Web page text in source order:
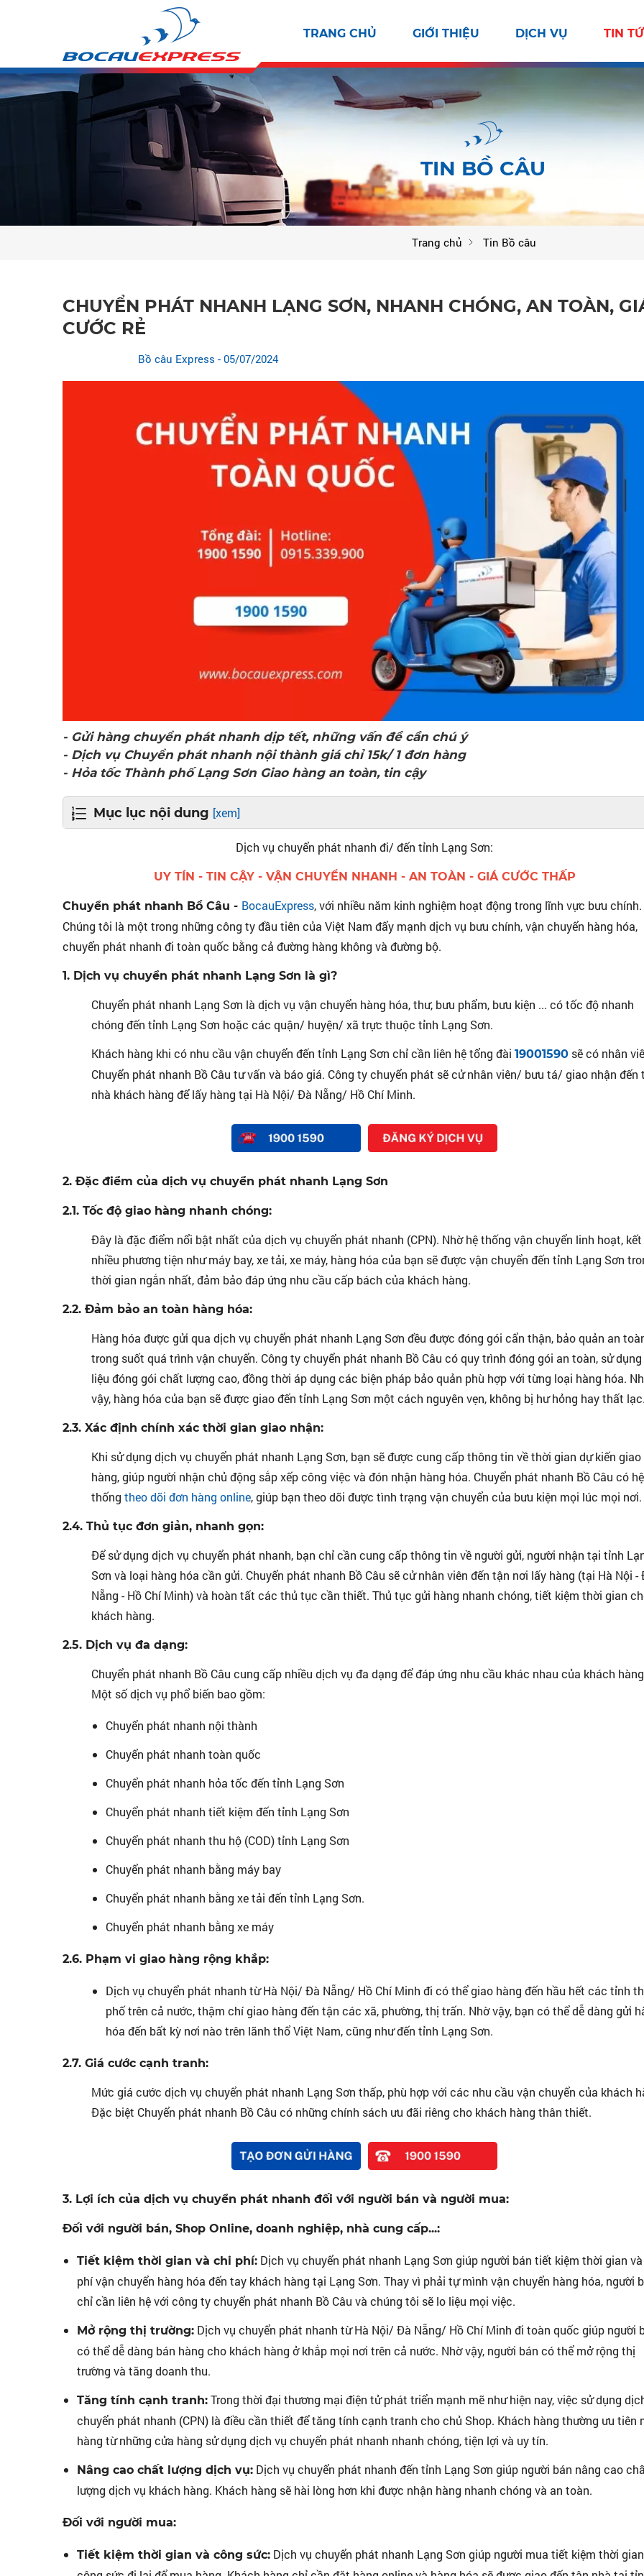
TRANG CHỦ GIỚI THIỆU DỊCH VỤ TIN
TIN BỒ CÂU
Trang chủ Tin Bồ câu
CHUYỂN PHÁT NHANH LẠNG SƠN, NHANH CHÓNG, AN TOÀN,
CƯỚC RẺ
Bồ câu Express - 05/07/2024
- Gửi hàng chuyển phát nhanh dịp tết, những vấn đề cần chú ý
- Dịch vụ Chuyển phát nhanh nội thành giá chỉ 15k/ 1 đơn hàng
- Hỏa tốc Thành phố Lạng Sơn Giao hàng an toàn, tin cậy
Mục lục nội dung [xem]
Chuyển phát nhanh Bồ Câu nhận hàng từ HÀ NỘI - ĐÀ NẴNG - HỒ CHÍ MINH vận chuyển đi toàn quốc
LIÊN HỆ CHUYỂN PHÁT NHANH BỒ CÂU
CÓ THỂ BẠN QUAN TÂM
DỊCH VỤ GIAO HÀNG NHANH TOÀN QUỐC
DỊCH VỤ GIAO HÀNG TIẾT KIỆM TOÀN QUỐC
DỊCH VỤ CHUYỂN PHÁT NHANH TOÀN QUỐC
Dịch vụ chuyển phát nhanh đi/ đến tỉnh Lạng Sơn:
UY TÍN - TIN CẬY - VẬN CHUYỂN NHANH - AN TOÀN - GIÁ CƯỚC THẤP
Chuyển phát nhanh Bồ Câu - BocauExpress, với nhiều năm kinh nghiệm hoạt động trong lĩnh vực bưu chính.
Chúng tôi là một trong những công ty đầu tiên của Việt Nam đẩy mạnh dịch vụ bưu chính, vận chuyển hàng hóa,
chuyển phát nhanh đi toàn quốc bằng cả đường hàng không và đường bộ.
1. Dịch vụ chuyển phát nhanh Lạng Sơn là gì?
Chuyển phát nhanh Lạng Sơn là dịch vụ vận chuyển hàng hóa, thư, bưu phẩm, bưu kiện ... có tốc độ nhanh
chóng đến tỉnh Lạng Sơn hoặc các quận/ huyện/ xã trực thuộc tỉnh Lạng Sơn.
Khách hàng khi có nhu cầu vận chuyển đến tỉnh Lạng Sơn chỉ cần liên hệ tổng đài 19001590 sẽ có nhân
Chuyển phát nhanh Bồ Câu tư vấn và báo giá. Công ty chuyển phát sẽ cử nhân viên/ bưu tá/ giao nhận đến
nhà khách hàng để lấy hàng tại Hà Nội/ Đà Nẵng/ Hồ Chí Minh.
2. Đặc điểm của dịch vụ chuyển phát nhanh Lạng Sơn
2.1. Tốc độ giao hàng nhanh chóng:
Đây là đặc điểm nổi bật nhất của dịch vụ chuyển phát nhanh (CPN). Nhờ hệ thống vận chuyển linh hoạt,
nhiều phương tiện như máy bay, xe tải, xe máy, hàng hóa của bạn sẽ được vận chuyển đến tỉnh Lạng Sơn
thời gian ngắn nhất, đảm bảo đáp ứng nhu cầu cấp bách của khách hàng.
2.2. Đảm bảo an toàn hàng hóa:
Hàng hóa được gửi qua dịch vụ chuyển phát nhanh Lạng Sơn đều được đóng gói cẩn thận, bảo quản an
trong suốt quá trình vận chuyển. Công ty chuyển phát nhanh Bồ Câu có quy trình đóng gói an toàn, sử
liệu đóng gói chất lượng cao, đồng thời áp dụng các biện pháp bảo quản phù hợp với từng loại hàng hóa.
vậy, hàng hóa của bạn sẽ được giao đến tỉnh Lạng Sơn một cách nguyên vẹn, không bị hư hỏng hay thất lạc.
2.3. Xác định chính xác thời gian giao nhận:
Khi sử dụng dịch vụ chuyển phát nhanh Lạng Sơn, bạn sẽ được cung cấp thông tin về thời gian dự kiến giao
hàng, giúp người nhận chủ động sắp xếp công việc và đón nhận hàng hóa. Chuyển phát nhanh Bồ Câu có hệ
thống theo dõi đơn hàng online, giúp bạn theo dõi được tình trạng vận chuyển của bưu kiện mọi lúc mọi nơi.
2.4. Thủ tục đơn giản, nhanh gọn:
Để sử dụng dịch vụ chuyển phát nhanh, bạn chỉ cần cung cấp thông tin về người gửi, người nhận tại tỉnh
Sơn và loại hàng hóa cần gửi. Chuyển phát nhanh Bồ Câu sẽ cử nhân viên đến tận nơi lấy hàng (tại Hà Nội -
Nẵng - Hồ Chí Minh) và hoàn tất các thủ tục cần thiết. Thủ tục gửi hàng nhanh chóng, tiết kiệm thời gian
khách hàng.
2.5. Dịch vụ đa dạng:
Chuyển phát nhanh Bồ Câu cung cấp nhiều dịch vụ đa dạng để đáp ứng nhu cầu khác nhau của khách
Một số dịch vụ phổ biến bao gồm:
Chuyển phát nhanh nội thành
Chuyển phát nhanh toàn quốc
Chuyển phát nhanh hỏa tốc đến tỉnh Lạng Sơn
Chuyển phát nhanh tiết kiệm đến tỉnh Lạng Sơn
Chuyển phát nhanh thu hộ (COD) tỉnh Lạng Sơn
Chuyển phát nhanh bằng máy bay
Chuyển phát nhanh bằng xe tải đến tỉnh Lạng Sơn.
Chuyển phát nhanh bằng xe máy
2.6. Phạm vi giao hàng rộng khắp:
Dịch vụ chuyển phát nhanh từ Hà Nội/ Đà Nẵng/ Hồ Chí Minh đi có thể giao hàng đến hầu hết các tỉnh
phố trên cả nước, thậm chí giao hàng đến tận các xã, phường, thị trấn. Nhờ vậy, bạn có thể dễ dàng gửi
hóa đến bất kỳ nơi nào trên lãnh thổ Việt Nam, cũng như đến tỉnh Lạng Sơn.
2.7. Giá cước cạnh tranh:
Mức giá cước dịch vụ chuyển phát nhanh Lạng Sơn thấp, phù hợp với các nhu cầu vận chuyển của khách
Đặc biệt Chuyển phát nhanh Bồ Câu có những chính sách ưu đãi riêng cho khách hàng thân thiết.
3. Lợi ích của dịch vụ chuyển phát nhanh đối với người bán và người mua:
Đối với người bán, Shop Online, doanh nghiệp, nhà cung cấp...:
Tiết kiệm thời gian và chi phí: Dịch vụ chuyển phát nhanh Lạng Sơn giúp người bán tiết kiệm thời gian
phí vận chuyển hàng hóa đến tay khách hàng tại Lạng Sơn. Thay vì phải tự mình vận chuyển hàng hóa, người
chỉ cần liên hệ với công ty chuyển phát nhanh Bồ Câu và chúng tôi sẽ lo liệu mọi việc.
Mở rộng thị trường: Dịch vụ chuyển phát nhanh từ Hà Nội/ Đà Nẵng/ Hồ Chí Minh đi toàn quốc giúp người
có thể dễ dàng bán hàng cho khách hàng ở khắp mọi nơi trên cả nước. Nhờ vậy, người bán có thể mở rộng thị
trường và tăng doanh thu.
Tăng tính cạnh tranh: Trong thời đại thương mại điện tử phát triển mạnh mẽ như hiện nay, việc sử dụng
chuyển phát nhanh (CPN) là điều cần thiết để tăng tính cạnh tranh cho chủ Shop. Khách hàng thường ưu tiên
hàng từ những cửa hàng sử dụng dịch vụ chuyển phát nhanh nhanh chóng, tiện lợi và uy tín.
Nâng cao chất lượng dịch vụ: Dịch vụ chuyển phát nhanh đến tỉnh Lạng Sơn giúp người bán nâng cao
lượng dịch vụ khách hàng. Khách hàng sẽ hài lòng hơn khi được nhận hàng nhanh chóng và an toàn.
Đối với người mua:
Tiết kiệm thời gian và công sức: Dịch vụ chuyển phát nhanh Lạng Sơn giúp người mua tiết kiệm thời